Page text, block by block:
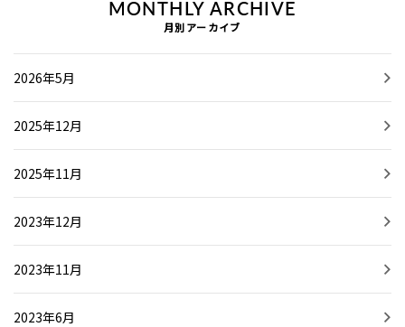
MONTHLY ARCHIVE
月別アーカイブ
2026年5月
2025年12月
2025年11月
2023年12月
2023年11月
2023年6月